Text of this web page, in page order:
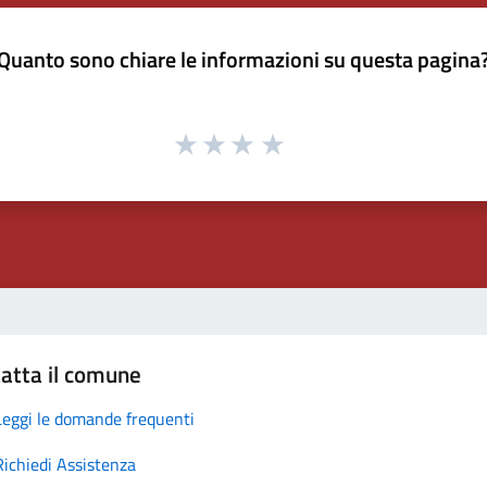
sono chiare le informazioni su questa
il comune
le domande frequenti
Assistenza